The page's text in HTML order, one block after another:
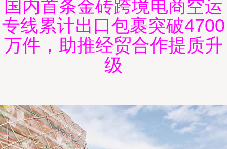
国内首条金砖跨境电商空运
专线累计出口包裹突破4700
万件，助推经贸合作提质升
级